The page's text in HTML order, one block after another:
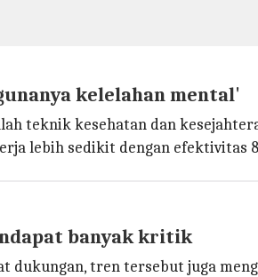
kelelahan mental'
teknik kesehatan dan
lebih sedikit dengan efektivitas
banyak kritik
dukungan, tren tersebut juga